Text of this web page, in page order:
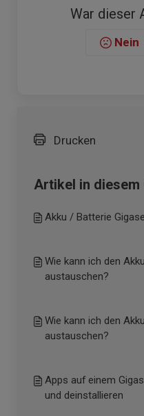
War dieser
Nein
Drucken
Artikel in diesem
Akku / Batterie
Wie kann ich den
austauschen?
Wie kann ich den
austauschen?
Apps auf einem
und deinstallieren